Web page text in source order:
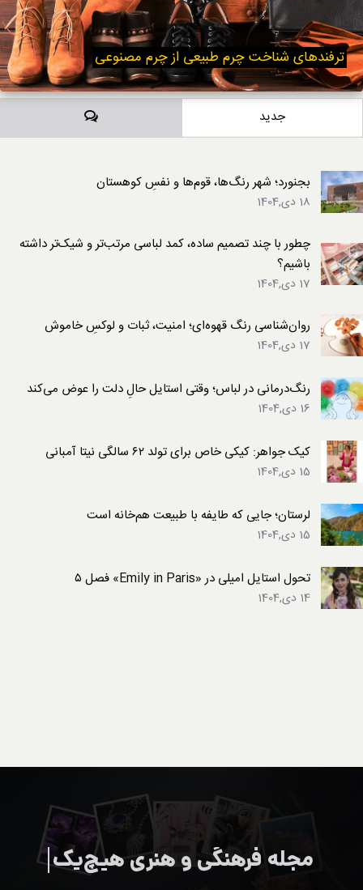
ترفندهای شناخت چرم طبیعی از چرم مصنوعی
جدید دیدگاه‌ها
بجنورد؛ شهر رنگ‌ها، قوم‌ها و نفسِ کوهستان
18 دی,1404
چطور با چند تصمیم ساده، کمد لباسی مرتب‌تر و شیک‌تر داشته
باشیم؟
17 دی,1404
روان‌شناسی رنگ قهوه‌ای؛ امنیت، ثبات و لوکسِ خاموش
17 دی,1404
رنگ‌درمانی در لباس؛ وقتی استایل حالِ دلت را عوض می‌کند
16 دی,1404
کیک جواهر: کیکی خاص برای تولد ۶۲ سالگی نیتا آمبانی
15 دی,1404
لرستان؛ جایی که طایفه با طبیعت هم‌خانه است
15 دی,1404
تحول استایل امیلی در «Emily in Paris» فصل ۵
14 دی,1404